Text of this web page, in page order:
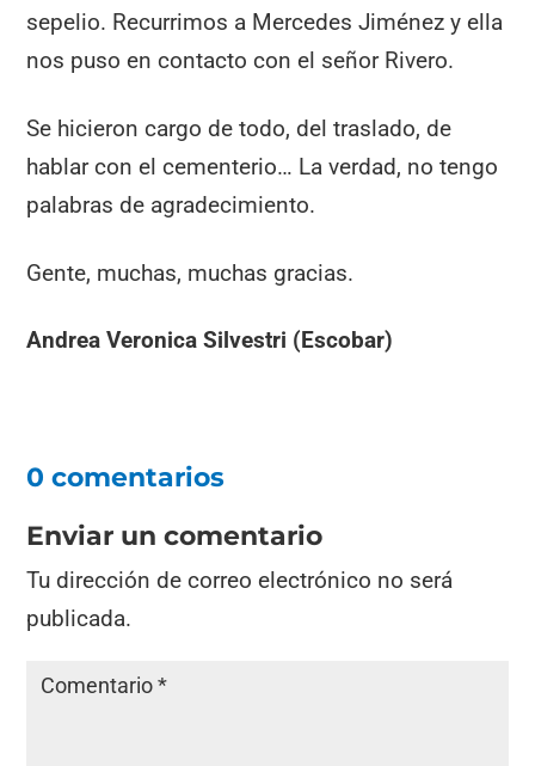
sepelio. Recurrimos a Mercedes Jiménez y ella
nos puso en contacto con el señor Rivero.
Se hicieron cargo de todo, del traslado, de
hablar con el cementerio… La verdad, no tengo
palabras de agradecimiento.
Gente, muchas, muchas gracias.
Andrea Veronica Silvestri (Escobar)
0 comentarios
Enviar un comentario
Tu dirección de correo electrónico no será
publicada.